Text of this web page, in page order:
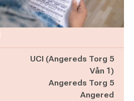
UCI (Angereds Torg 5
Vån 1)
Angereds Torg 5
Angered